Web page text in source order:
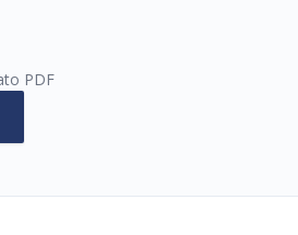
PDF